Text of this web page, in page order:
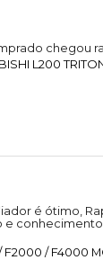
chegou
L200
é ótimo,
/ F4000